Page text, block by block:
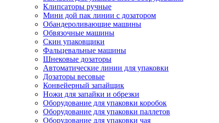
Клипсаторы ручные
Мини дой пак линии с дозатором
Обандероливающие машины
Обвязочные машины
Скин упаковщики
Фальцевальные машины
Шнековые дозаторы
Автоматические линии для упаковки
Дозаторы весовые
Конвейерный запайщик
Ножи для запайки и обрезки
Оборудование для упаковки коробок
Оборудование для упаковки паллетов
Оборудование для упаковки чая